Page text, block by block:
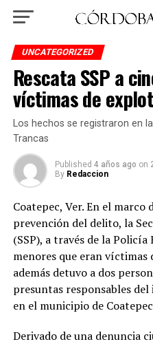
UNCATEGORIZED
Rescata SSP a
víctimas de
Los hechos se registraron en
Trancas
Published 4 años ago on
By Redaccion
Coatepec, Ver. En el marco
prevención del delito, la
(SSP), a través de la
menores que eran
además detuvo a dos
presuntas responsables
en el municipio de
Derivado de una denuncia